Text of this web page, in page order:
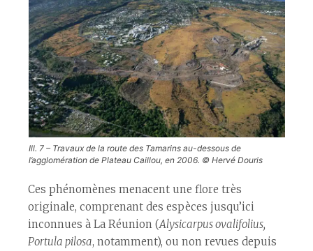
Ill. 7 – Travaux de la route des Tamarins au-dessous de
l’agglomération de Plateau Caillou, en 2006. © Hervé Douris
Ces phénomènes menacent une flore très
originale, comprenant des espèces jusqu’ici
inconnues à La Réunion (Alysicarpus ovalifolius,
Portula pilosa, notamment), ou non revues depuis